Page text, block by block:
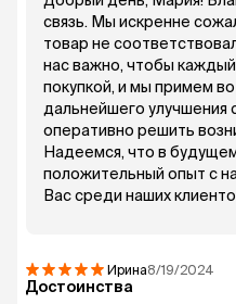
связь. Мы искренне
товар не
нас важно, чтобы
покупкой, и мы примем
дальнейшего улучшения
оперативно решить
Надеемся, что в
положительный опыт с
Вас среди наших
Ирина8/19/2024
Достоинства